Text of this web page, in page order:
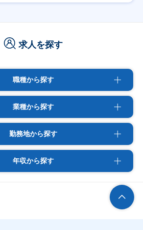
求人を探す
職種から探す
業種から探す
勤務地から探す
年収から探す